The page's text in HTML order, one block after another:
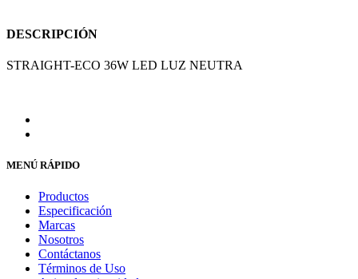
DESCRIPCIÓN
STRAIGHT-ECO 36W LED LUZ NEUTRA
MENÚ RÁPIDO
Productos
Especificación
Marcas
Nosotros
Contáctanos
Términos de Uso